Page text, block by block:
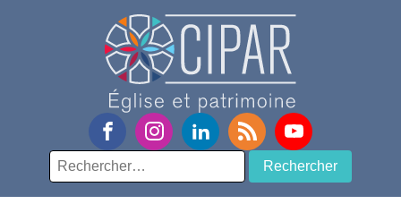
Rechercher :